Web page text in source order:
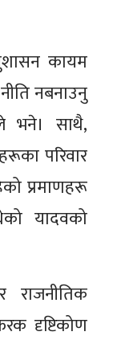
कायम
नबनाउनु
भने। साथै,
परिवार
प्रमाणहरू
यादवको
राजनीतिक
दृष्टिकोण